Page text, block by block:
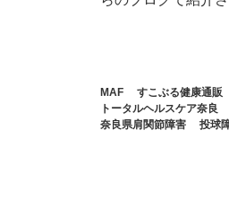
MAF すこぶる健康通販
トータルヘルスケア奈良
奈良県肩関節障害
投球